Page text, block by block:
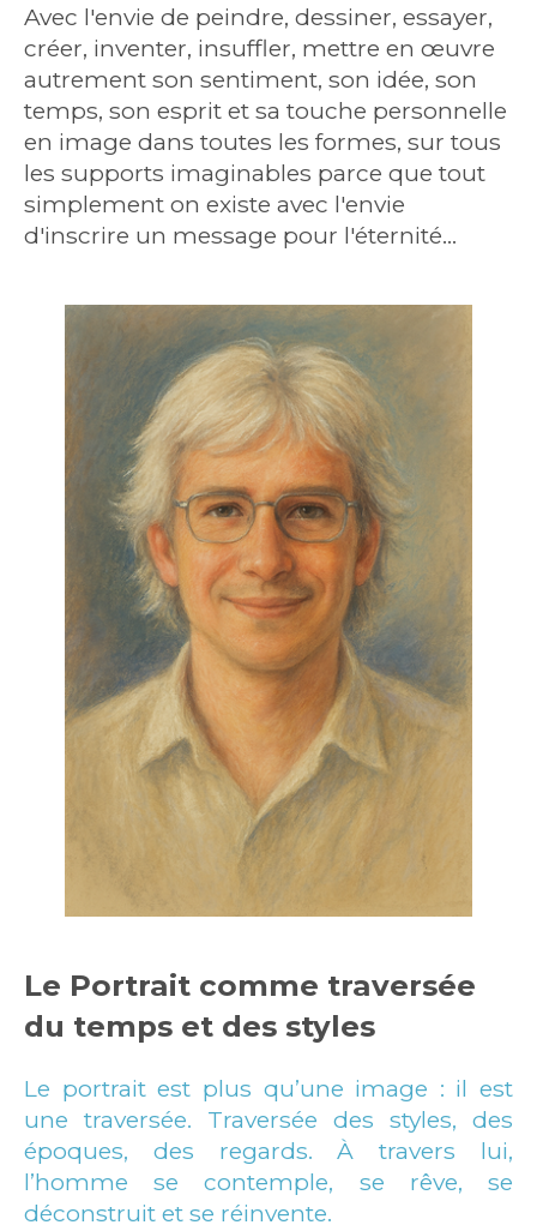
Avec l'envie de peindre, dessiner, essayer,
créer, inventer, insuffler, mettre en œuvre
autrement son sentiment, son idée, son
temps, son esprit et sa touche personnelle
en image dans toutes les formes, sur tous
les supports imaginables parce que tout
simplement on existe avec l'envie
d'inscrire un message pour l'éternité...
Le Portrait comme traversée
du temps et des styles
Le portrait est plus qu’une image : il est
une traversée. Traversée des styles, des
époques, des regards. À travers lui,
l’homme se contemple, se rêve, se
déconstruit et se réinvente.